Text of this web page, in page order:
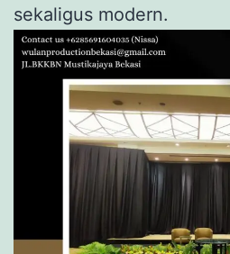
sekaligus modern.